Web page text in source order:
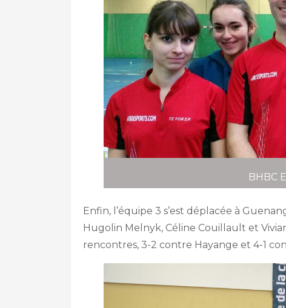
BHBC
Enfin, l’équipe 3 s’est déplacée à
Hugolin Melnyk, Céline Couillault et
rencontres, 3-2 contre Hayange et 4-1